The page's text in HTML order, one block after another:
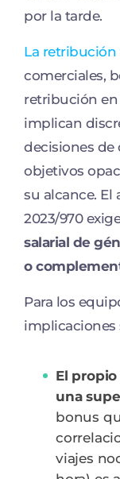
por la tarde.
La retribución
comerciales,
retribución en
implican
decisiones de
objetivos
su alcance. El
2023/970
salarial de
o
Para los
implicaciones
El
una
bonus
viajes